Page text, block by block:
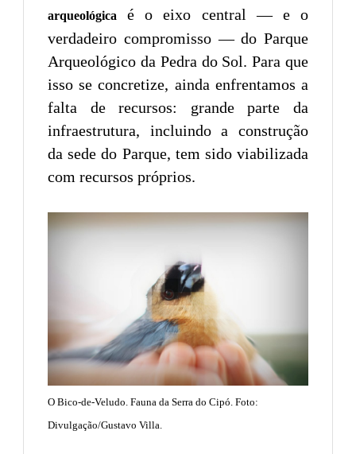
arqueológica
é o eixo central — e o
verdadeiro compromisso — do Parque
Arqueológico da Pedra do Sol. Para que
isso se concretize, ainda enfrentamos a
falta de recursos: grande parte da
infraestrutura, incluindo a construção
da sede do Parque, tem sido viabilizada
com recursos próprios.
O Bico-de-Veludo. Fauna da Serra do Cipó. Foto:
Divulgação/Gustavo Villa.